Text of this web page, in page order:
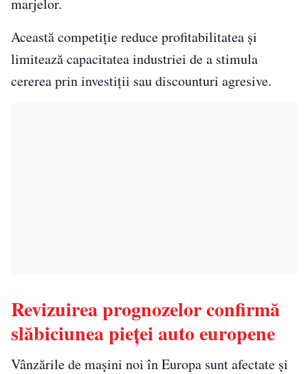
Această competiție reduce profitabilitatea și
limitează capacitatea industriei de a stimula
cererea prin investiții sau discounturi agresive.
Revizuirea prognozelor confirmă
slăbiciunea pieței auto europene
Vânzările de mașini noi în Europa sunt afectate și